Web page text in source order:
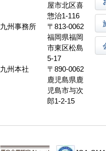
屋市北区喜
惣治1-116
九州事務所
〒813-0062
福岡県福岡
市東区松島
5-17
九州本社
〒890-0062
鹿児島県鹿
児島市与次
郎1-2-15